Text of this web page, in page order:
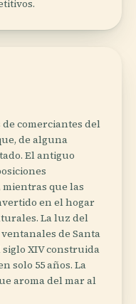
de comerciantes del
de alguna
El antiguo
mientras que las
en el hogar
La luz del
de Santa
XIV construida
solo 55 años. La
aroma del mar al